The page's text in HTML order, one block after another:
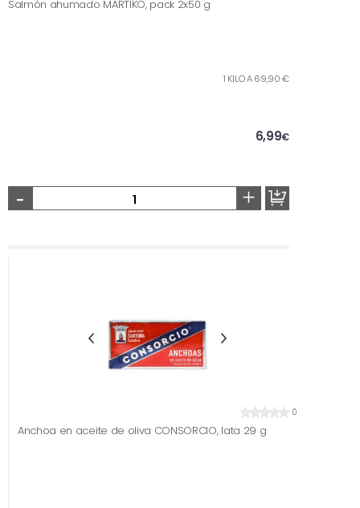
Salmón ahumado MARTIKO, pack 2x50 g
1 KILO A 69,90 €
6,99€
- +
0
Anchoa en aceite de oliva CONSORCIO, lata 29 g